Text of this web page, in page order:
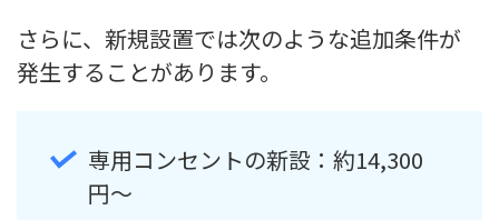
さらに、新規設置では次のような追加条件が
発生することがあります。
専用コンセントの新設：約14,300
円〜